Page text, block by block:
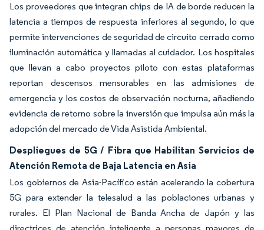
Los proveedores que integran chips de IA de borde reducen la
latencia a tiempos de respuesta inferiores al segundo, lo que
permite intervenciones de seguridad de circuito cerrado como
iluminación automática y llamadas al cuidador. Los hospitales
que llevan a cabo proyectos piloto con estas plataformas
reportan descensos mensurables en las admisiones de
emergencia y los costos de observación nocturna, añadiendo
evidencia de retorno sobre la inversión que impulsa aún más la
adopción del mercado de Vida Asistida Ambiental.
Despliegues de 5G / Fibra que Habilitan Servicios de
Atención Remota de Baja Latencia en Asia
Los gobiernos de Asia-Pacífico están acelerando la cobertura
5G para extender la telesalud a las poblaciones urbanas y
rurales. El Plan Nacional de Banda Ancha de Japón y las